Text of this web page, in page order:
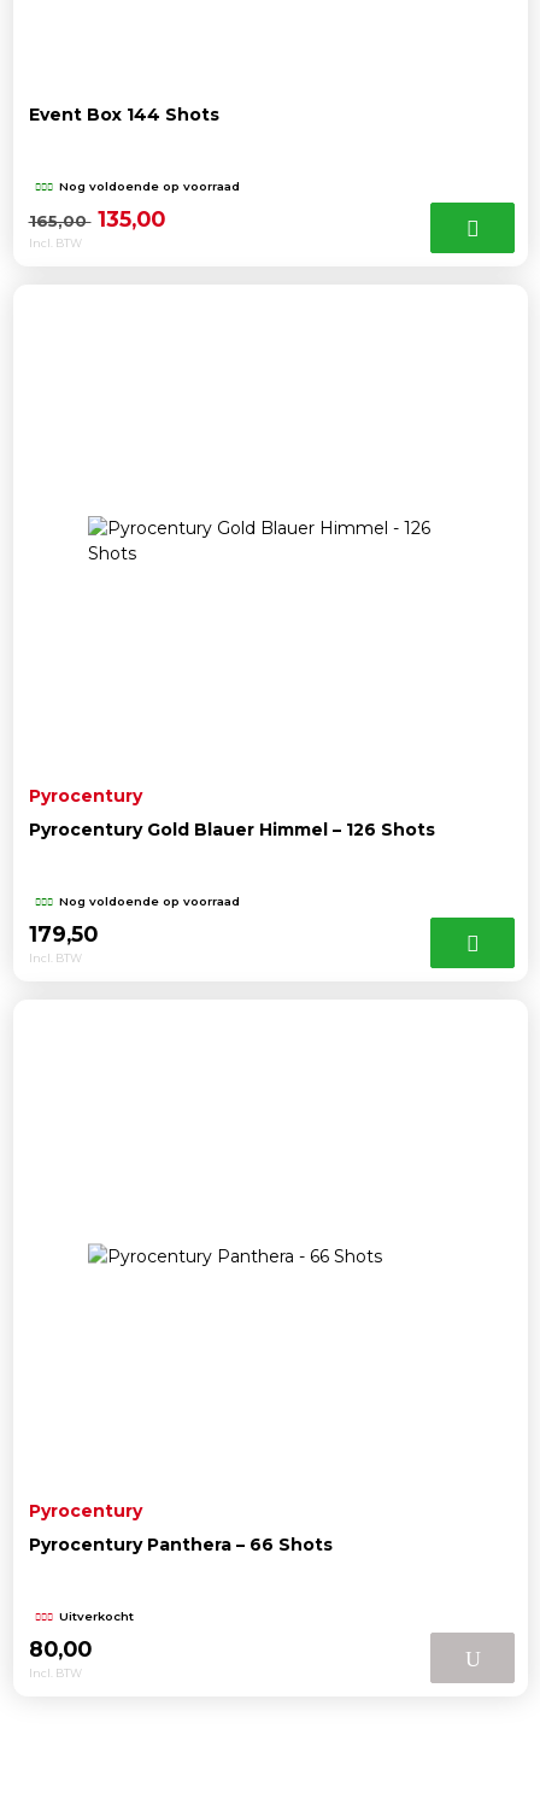
Event Box 144 Shots
Nog voldoende op voorraad
165,00 Oorspronkelijke
135,00
Incl. BTW
Pyrocentury
Pyrocentury Gold Blauer Himmel – 126 Shots
Nog voldoende op voorraad
179,50
Incl. BTW
Pyrocentury
Pyrocentury Panthera – 66 Shots
Uitverkocht
80,00
Incl. BTW